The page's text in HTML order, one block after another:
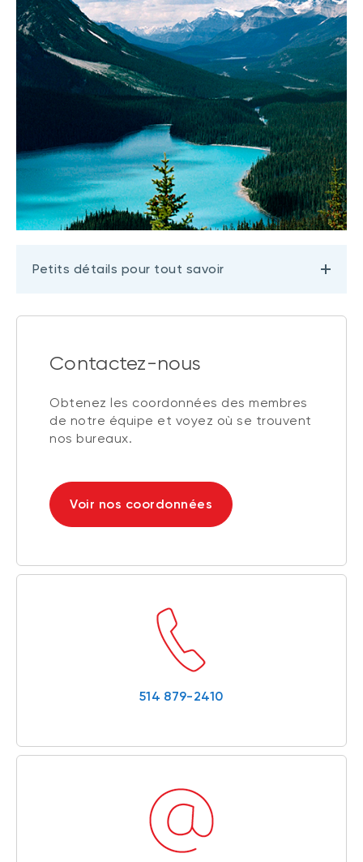
Petits détails pour tout savoir
Contactez-nous
Obtenez les coordonnées des membres
de notre équipe et voyez où se trouvent
nos bureaux.
Voir nos coordonnées
514 879-2410